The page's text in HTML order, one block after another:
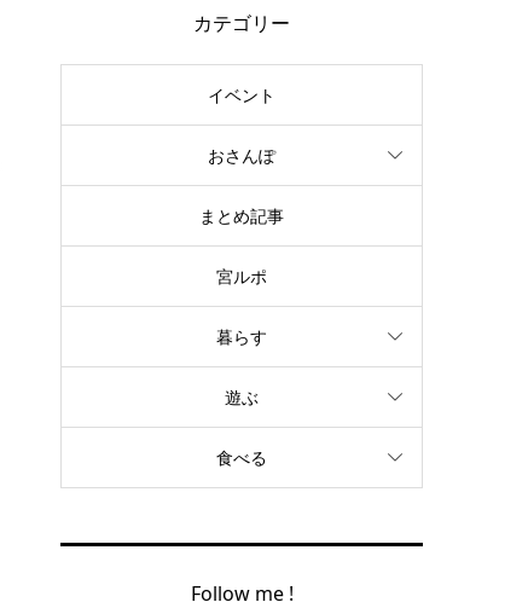
カテゴリー
イベント
おさんぽ
まとめ記事
宮ルポ
暮らす
遊ぶ
食べる
Follow me !